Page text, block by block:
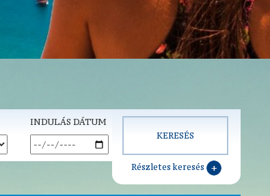
INDULÁS DÁTUM
Részletes keresés